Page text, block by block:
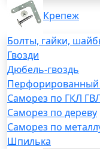
Крепеж
Болты, гайки,
Гвозди
Дюбель-гвоздь
Саморез по ГКЛ
Саморез по дереву
Саморез по
Шпилька